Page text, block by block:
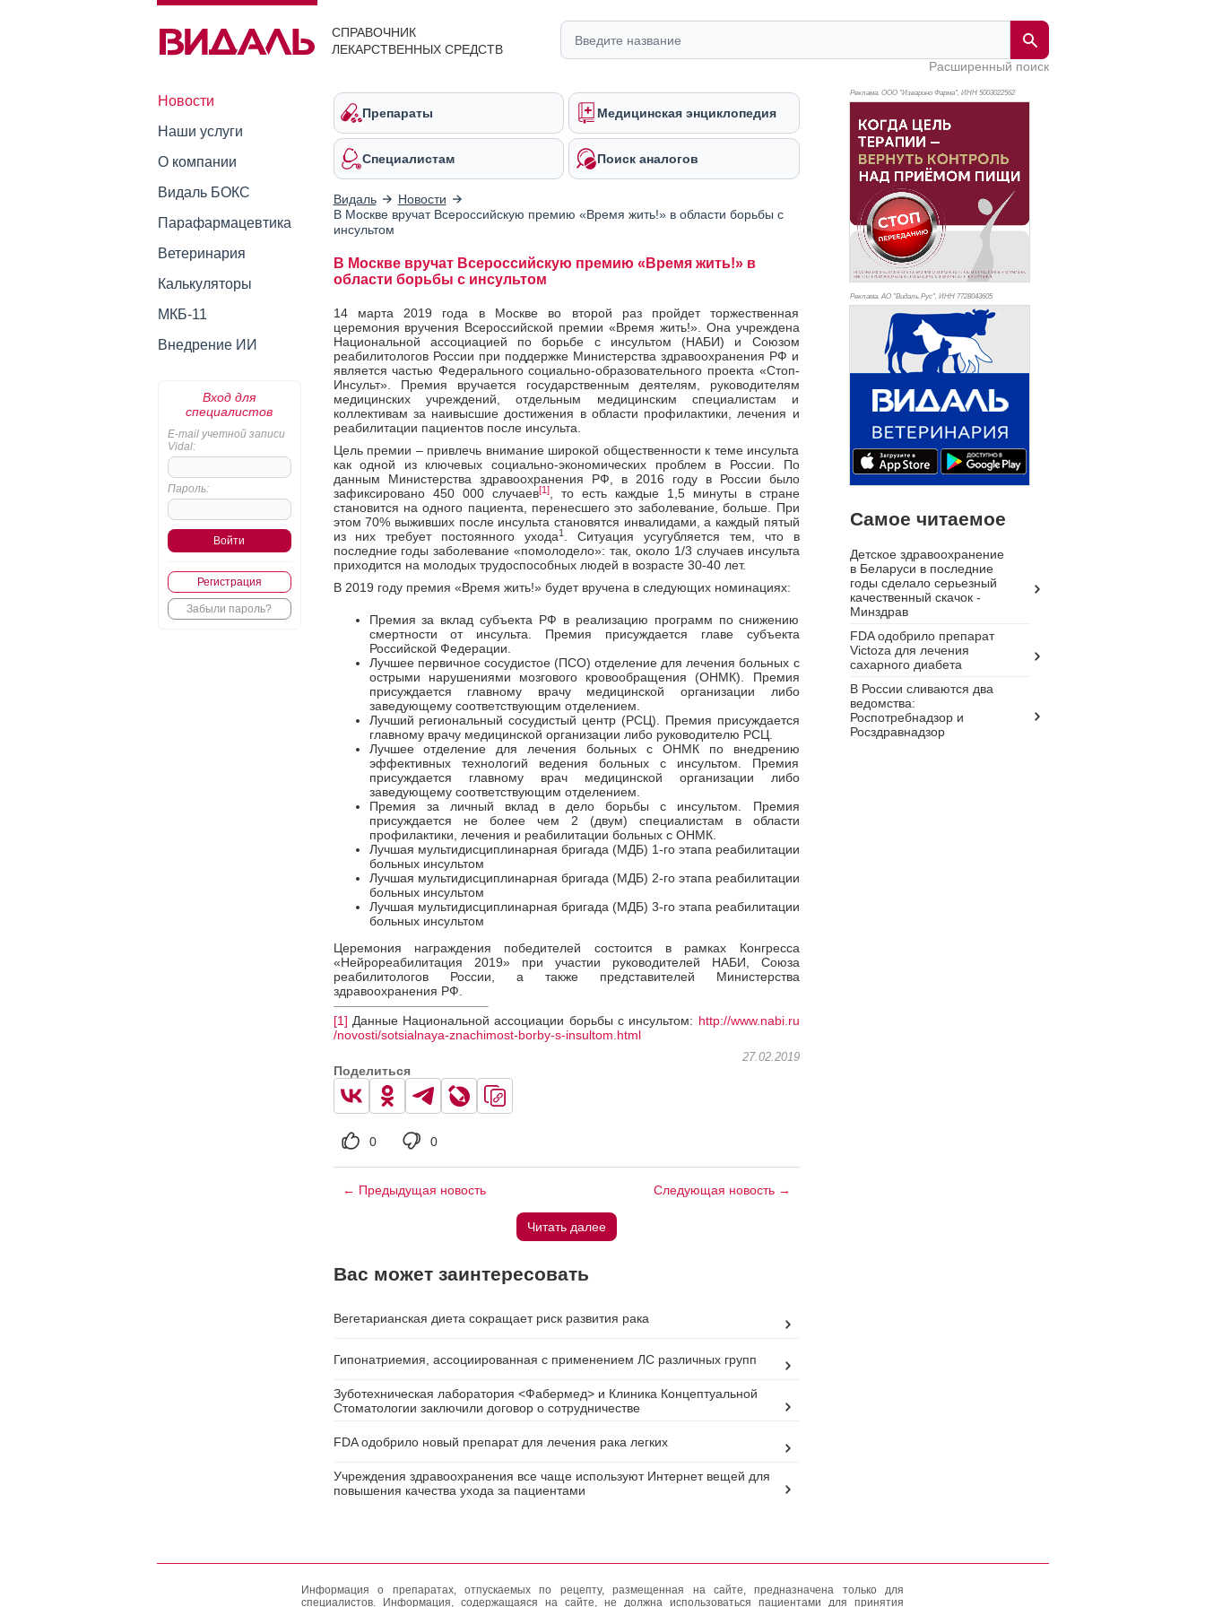
СПРАВОЧНИК
ЛЕКАРСТВЕННЫХ СРЕДСТВ
Расширенный поиск
Новости
Наши услуги
О компании
Видаль БОКС
Парафармацевтика
Ветеринария
Калькуляторы
МКБ-11
Внедрение ИИ
Вход для
специалистов
E-mail учетной записи
Vidal:
Пароль:
Регистрация
Забыли пароль?
Препараты Медицинская энциклопедия
Специалистам Поиск аналогов
Видаль
Новости
В Москве вручат Всероссийскую премию «Время жить!» в области борьбы с
инсультом
В Москве вручат Всероссийскую премию «Время жить!» в
области борьбы с инсультом
14 марта 2019 года в Москве во второй раз пройдет торжественная
церемония вручения Всероссийской премии «Время жить!». Она учреждена
Национальной ассоциацией по борьбе с инсультом (НАБИ) и Союзом
реабилитологов России при поддержке Министерства здравоохранения РФ и
является частью Федерального социально-образовательного проекта «Стоп-
Инсульт». Премия вручается государственным деятелям, руководителям
медицинских учреждений, отдельным медицинским специалистам и
коллективам за наивысшие достижения в области профилактики, лечения и
реабилитации пациентов после инсульта.
Цель премии – привлечь внимание широкой общественности к теме инсульта
как одной из ключевых социально-экономических проблем в России. По
данным Министерства здравоохранения РФ, в 2016 году в России было
зафиксировано 450 000 случаев[1], то есть каждые 1,5 минуты в стране
становится на одного пациента, перенесшего это заболевание, больше. При
этом 70% выживших после инсульта становятся инвалидами, а каждый пятый
из них требует постоянного ухода1
. Ситуация усугубляется тем, что в
последние годы заболевание «помолодело»: так, около 1/3 случаев инсульта
приходится на молодых трудоспособных людей в возрасте 30-40 лет.
В 2019 году премия «Время жить!» будет вручена в следующих номинациях:
Премия за вклад субъекта РФ в реализацию программ по снижению
смертности от инсульта. Премия присуждается главе субъекта
Российской Федерации.
Лучшее первичное сосудистое (ПСО) отделение для лечения больных с
острыми нарушениями мозгового кровообращения (ОНМК). Премия
присуждается главному врачу медицинской организации либо
заведующему соответствующим отделением.
Лучший региональный сосудистый центр (РСЦ). Премия присуждается
главному врачу медицинской организации либо руководителю РСЦ.
Лучшее отделение для лечения больных с ОНМК по внедрению
эффективных технологий ведения больных с инсультом. Премия
присуждается главному врач медицинской организации либо
заведующему соответствующим отделением.
Премия за личный вклад в дело борьбы с инсультом. Премия
присуждается не более чем 2 (двум) специалистам в области
профилактики, лечения и реабилитации больных с ОНМК.
Лучшая мультидисциплинарная бригада (МДБ) 1-го этапа реабилитации
больных инсультом
Лучшая мультидисциплинарная бригада (МДБ) 2-го этапа реабилитации
больных инсультом
Лучшая мультидисциплинарная бригада (МДБ) 3-го этапа реабилитации
больных инсультом
Церемония награждения победителей состоится в рамках Конгресса
«Нейрореабилитация 2019» при участии руководителей НАБИ, Союза
реабилитологов России, а также представителей Министерства
здравоохранения РФ.
[1] Данные Национальной ассоциации борьбы с инсультом: http://www.nabi.ru
/novosti/sotsialnaya-znachimost-borby-s-insultom.html
27.02.2019
Поделиться
0 0
← Предыдущая новость Следующая новость →
Читать далее
Вас может заинтересовать
Вегетарианская диета сокращает риск развития рака
Гипонатриемия, ассоциированная с применением ЛС различных групп
Зуботехническая лаборатория <Фабермед> и Клиника Концептуальной
Стоматологии заключили договор о сотрудничестве
FDA одобрило новый препарат для лечения рака легких
Учреждения здравоохранения все чаще используют Интернет вещей для
повышения качества ухода за пациентами
Реклама. ООО "Изварино Фарма", ИНН 5003022562
Реклама. АО "Видаль Рус", ИНН 7728043605
Самое читаемое
Детское здравоохранение
в Беларуси в последние
годы сделало серьезный
качественный скачок -
Минздрав
FDA одобрило препарат
Victoza для лечения
сахарного диабета
В России сливаются два
ведомства:
Роспотребнадзор и
Росздравнадзор
Информация о препаратах, отпускаемых по рецепту, размещенная на сайте, предназначена только для
специалистов. Информация, содержащаяся на сайте, не должна использоваться пациентами для принятия